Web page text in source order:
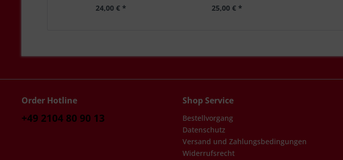
24,00 € * 25,00 € *
Order Hotline
+49 2104 80 90 13
Shop Service
Bestellvorgang
Datenschutz
Versand und Zahlungsbedingungen
Widerrufsrecht